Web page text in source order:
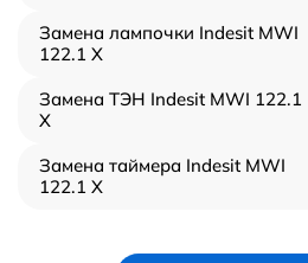
Замена лампочки Indesit MWI
122.1 X
Замена ТЭН Indesit MWI 122.1
X
Замена таймера Indesit MWI
122.1 X